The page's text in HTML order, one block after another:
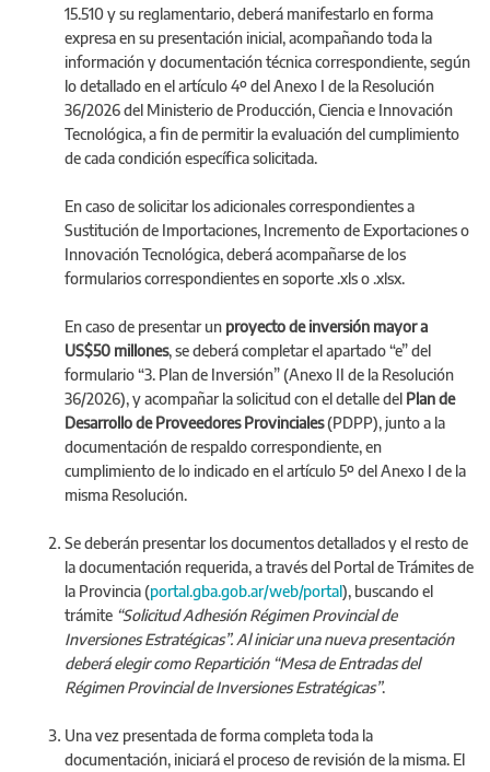
15.510 y su reglamentario, deberá manifestarlo en forma
expresa en su presentación inicial, acompañando toda la
información y documentación técnica correspondiente, según
lo detallado en el artículo 4º del Anexo I de la Resolución
36/2026 del Ministerio de Producción, Ciencia e Innovación
Tecnológica, a fin de permitir la evaluación del cumplimiento
de cada condición específica solicitada.
En caso de solicitar los adicionales correspondientes a
Sustitución de Importaciones, Incremento de Exportaciones o
Innovación Tecnológica, deberá acompañarse de los
formularios correspondientes en soporte .xls o .xlsx.
En caso de presentar un proyecto de inversión mayor a
US$50 millones, se deberá completar el apartado “e” del
formulario “3. Plan de Inversión” (Anexo II de la Resolución
36/2026), y acompañar la solicitud con el detalle del Plan de
Desarrollo de Proveedores Provinciales(PDPP), junto a la
documentación de respaldo correspondiente, en
cumplimiento de lo indicado en el artículo 5º del Anexo I de la
misma Resolución.
Se deberán presentar los documentos detallados y el resto de
la documentación requerida, a través del Portal de Trámites de
la Provincia (portal.gba.gob.ar/web/portal), buscando el
trámite “Solicitud Adhesión Régimen Provincial de
Inversiones Estratégicas”. Al iniciar una nueva presentación
deberá elegir como Repartición “Mesa de Entradas del
Régimen Provincial de Inversiones Estratégicas”.
Una vez presentada de forma completa toda la
documentación, iniciará el proceso de revisión de la misma. El